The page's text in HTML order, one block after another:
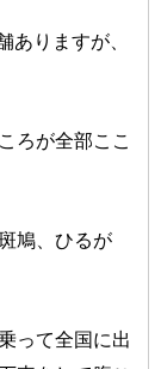
ありますが、
ろが全部ここ
鳩、ひるが
って全国に出